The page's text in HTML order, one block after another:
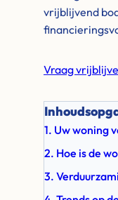
vrijblijvend
Vraag
1. Uw woning
2. Hoe is de
3.